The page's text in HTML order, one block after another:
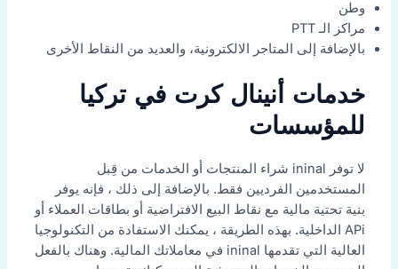
وطن
مراكز الـ PTT
بالإضافة إلى المتاجر الالكترونية، والعديد من النقاط الأخرى
خدمات أنينال كرت في تركيا
للمؤسسات
لا توفر ininal شراء المنتجات أو الخدمات من قِبل
المستخدمين الفرديين فقط. بالإضافة إلى ذلك ، فإنه يوفر
بنية تحتية مالية مع نقاط البيع الافتراضية أو بطاقات العملاء أو
APi الداخلية. بهذه الطريقة ، يمكنك الاستفادة من التكنولوجيا
العالية التي تقدمها ininal في معاملاتك المالية. وهناك بالفعل